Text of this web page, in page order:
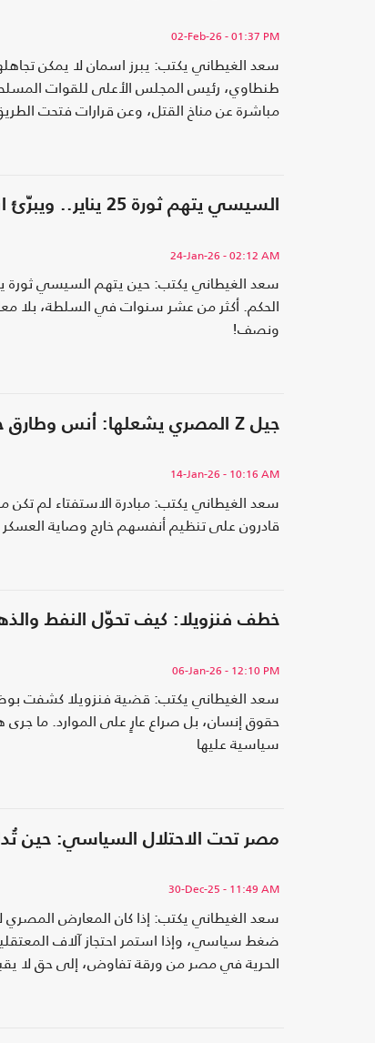
02-Feb-26 - 01:37 PM
سعد الغيطاني يكتب: يبرز اسمان لا يمكن
طنطاوي، رئيس المجلس الأعلى للقوات
مباشرة عن مناخ القتل، وعن قرارات فتحت
السيسي يتهم ثورة 25 يناير.. ويبرّئ انقلابه: أكذوبة خراب مصر الكبرى
24-Jan-26 - 02:12 AM
سعد الغيطاني يكتب: حين يتهم السيسي ثورة
الحكم. أكثر من عشر سنوات في السلطة، بلا
ونصف!
جيل Z المصري يشعلها: أنس وطارق حبيب يطلقان قرار العزل الشعبي.. والنظام يرد بالحجب والقمع
14-Jan-26 - 10:16 AM
سعد الغيطاني يكتب: مبادرة الاستفتاء لم
قادرون على تنظيم أنفسهم خارج وصاية العسكر
خطف فنزويلا: كيف تحوّل النفط
06-Jan-26 - 12:10 PM
سعد الغيطاني يكتب: قضية فنزويلا كشفت
حقوق إنسان، بل صراع عارٍ على الموارد. ما
سياسية عليها
مصر تحت الاحتلال السياسي: حين
30-Dec-25 - 11:49 AM
سعد الغيطاني يكتب: إذا كان المعارض المصري
ضغط سياسي، وإذا استمر احتجاز آلاف
الحرية في مصر من ورقة تفاوض، إلى حق لا